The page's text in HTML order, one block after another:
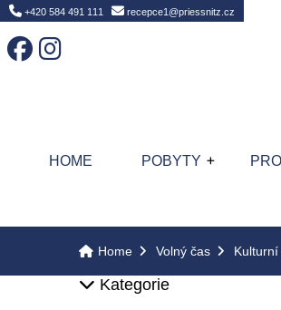
Home+420 584 491 111 recepce1@priessnitz.cz
HOME POBYTY
Home Volný čas
Kategorie